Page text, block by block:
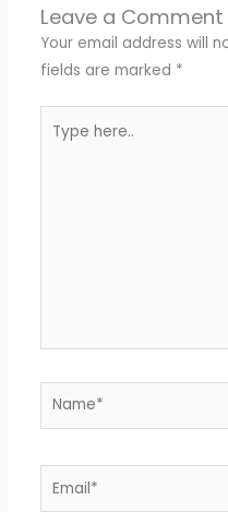
Leave a Comment
Your email address will
fields are marked *
here..
Name*
Email*